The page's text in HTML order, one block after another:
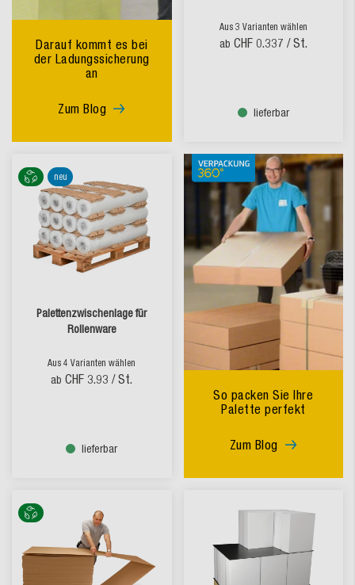
Darauf kommt es bei
der Ladungssicherung
an
Zum Blog
Aus 3 Varianten wählen
ab CHF 0.337 / St.
lieferbar
neu
Palettenzwischenlage für
Rollenware
Aus 4 Varianten wählen
ab CHF 3.93 / St.
lieferbar
So packen Sie Ihre
Palette perfekt
Zum Blog